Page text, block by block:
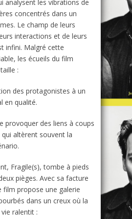
analysent les vibrations de
concentrés dans un
Le champ de leurs
interactions et de leurs
infini. Malgré cette
les écueils du film
:
des protagonistes à un
en qualité.
provoquer des liens à coups
altèrent souvent la
Fragile(s), tombe à pieds
pièges. Avec sa facture
film propose une galerie
dans un creux où la
ralentit :